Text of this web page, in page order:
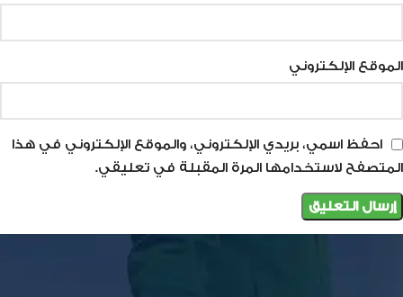
الموقع الإلكتروني
احفظ اسمي، بريدي الإلكتروني، والموقع الإلكتروني في هذا
المتصفح لاستخدامها المرة المقبلة في تعليقي.